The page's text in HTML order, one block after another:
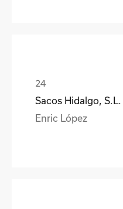
Sacos Hidalgo, S.L.
Enric López